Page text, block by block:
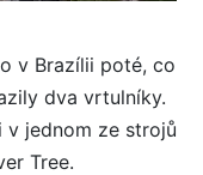
v Brazílii poté, co
dva vrtulníky.
v jednom ze strojů
Tree.